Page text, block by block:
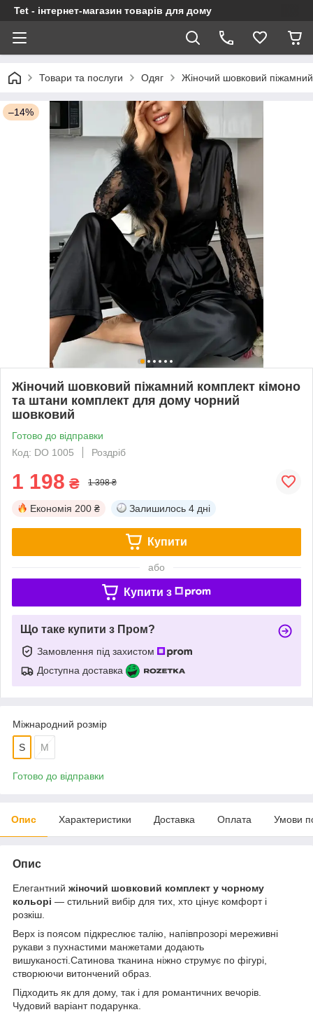
Tet - інтернет-магазин товарів для дому
Товари та послуги Одяг Жіночий шовковий
–14%
Жіночий шовковий піжамний комплект кімоно
та штани комплект для дому чорний
шовковий
Готово до відправки
Код: DO 1005
Роздріб
1 198 ₴ 1 398 ₴
Економія 200 ₴ Залишилось 4 дні
Купити
або
Купити з
Що таке купити з Пром?
Замовлення під захистом
Доступна доставка
Міжнародний розмір
S M
Готово до відправки
Опис Характеристики Доставка Оплата Умови
Опис
Елегантний жіночий шовковий комплект у чорному
кольорі — стильний вибір для тих, хто цінує комфорт і
розкіш.
Верх із поясом підкреслює талію, напівпрозорі мереживні
рукави з пухнастими манжетами додають
вишуканості.Сатинова тканина ніжно струмує по фігурі,
створюючи витончений образ.
Підходить як для дому, так і для романтичних вечорів.
Чудовий варіант подарунка.